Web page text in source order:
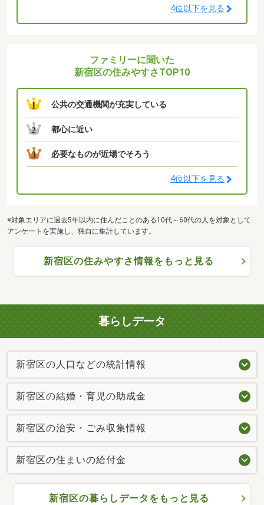
4位以下を見る
ファミリーに聞いた
新宿区の住みやすさTOP10
1 公共の交通機関が充実している
2 都心に近い
3 必要なものが近場でそろう
4位以下を見る
※対象エリアに過去5年以内に住んだことのある10代～60代の人を対象として
アンケートを実施し、独自に集計しています。
新宿区の住みやすさ情報をもっと見る
暮らしデータ
新宿区の人口などの統計情報
新宿区の結婚・育児の助成金
新宿区の治安・ごみ収集情報
新宿区の住まいの給付金
新宿区の暮らしデータをもっと見る